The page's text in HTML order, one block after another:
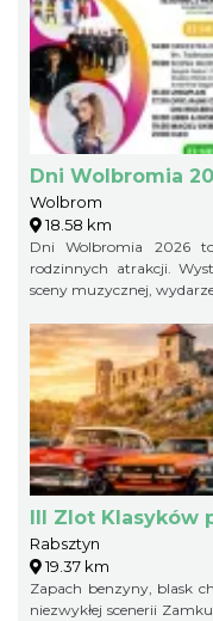
Dni Wolbromia
Wolbrom
18.58 km
Dni Wolbromia 2026
rodzinnych atrakcji.
sceny muzycznej,
III Zlot
Rabsztyn
19.37 km
Zapach benzyny, blask
niezwykłej scenerii